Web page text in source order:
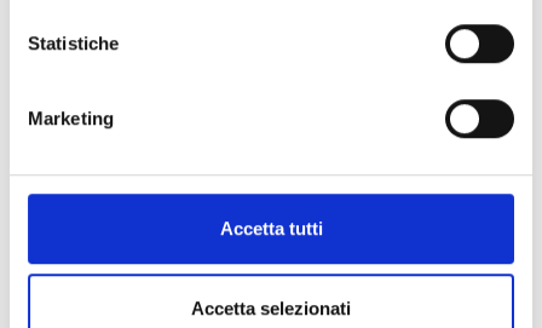
Statistiche
Marketing
Accetta tutti
Accetta selezionati